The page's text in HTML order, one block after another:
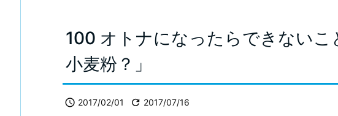
100 オトナになったらできないこ
小麦粉？」
 2017/02/01  2017/07/16